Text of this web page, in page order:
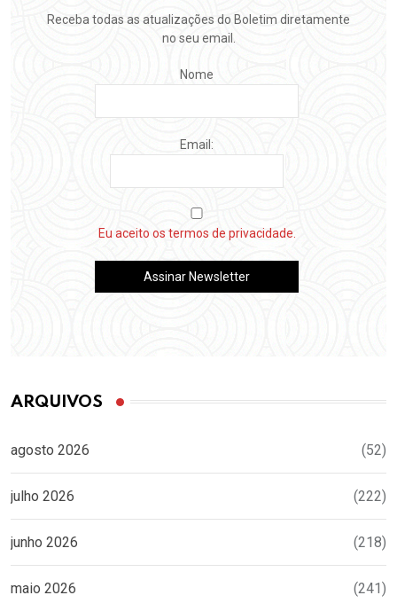
Receba todas as atualizações do Boletim diretamente
no seu email.
Nome
Email:
Eu aceito os termos de privacidade.
ARQUIVOS
agosto 2026 (52)
julho 2026 (222)
junho 2026 (218)
maio 2026 (241)